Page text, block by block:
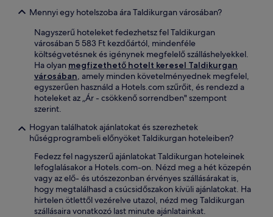
Mennyi egy hotelszoba ára Taldikurgan városában?
Nagyszerű hoteleket fedezhetsz fel Taldikurgan
városában 5 583 Ft kezdőártól, mindenféle
költségvetésnek és igénynek megfelelő szálláshelyekkel.
Ha olyan megfizethető hotelt keresel Taldikurgan
városában, amely minden követelményednek megfelel,
egyszerűen használd a Hotels.com szűrőit, és rendezd a
hoteleket az „Ár - csökkenő sorrendben" szempont
szerint.
Hogyan találhatok ajánlatokat és szerezhetek
hűségprogrambeli előnyöket Taldikurgan hoteleiben?
Fedezz fel nagyszerű ajánlatokat Taldikurgan hoteleinek
lefoglalásakor a Hotels.com-on. Nézd meg a hét közepén
vagy az elő- és utószezonban érvényes szállásárakat is,
hogy megtalálhasd a csúcsidőszakon kívüli ajánlatokat. Ha
hirtelen ötlettől vezérelve utazol, nézd meg Taldikurgan
szállásaira vonatkozó last minute ajánlatainkat.